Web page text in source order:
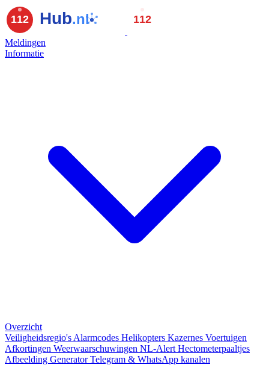
Meldingen
Informatie
Overzicht
Veiligheidsregio's Alarmcodes Helikopters Kazernes Voertuigen
Afkortingen Weerwaarschuwingen NL-Alert Hectometerpaaltjes
Afbeelding GeneratorTelegram & WhatsApp kanalen